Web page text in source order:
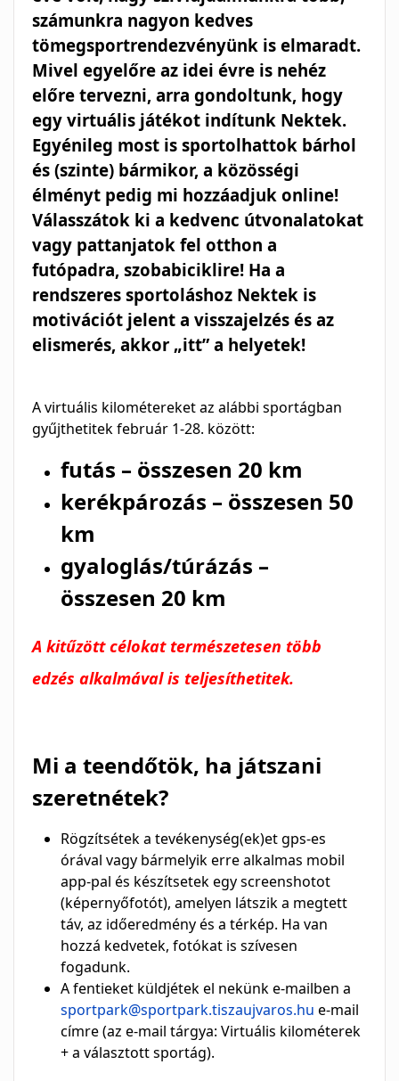
számunkra nagyon kedves
tömegsportrendezvényünk is elmaradt.
Mivel egyelőre az idei évre is nehéz
előre tervezni, arra gondoltunk, hogy
egy virtuális játékot indítunk Nektek.
Egyénileg most is sportolhattok bárhol
és (szinte) bármikor, a közösségi
élményt pedig mi hozzáadjuk online!
Válasszátok ki a kedvenc útvonalatokat
vagy pattanjatok fel otthon a
futópadra, szobabiciklire! Ha a
rendszeres sportoláshoz Nektek is
motivációt jelent a visszajelzés és az
elismerés, akkor „itt” a helyetek!
A virtuális kilométereket az alábbi sportágban
gyűjthetitek február 1-28. között:
futás – összesen 20 km
kerékpározás – összesen 50
km
gyaloglás/túrázás –
összesen 20 km
A kitűzött célokat természetesen több
edzés alkalmával is teljesíthetitek.
Mi a teendőtök, ha játszani
szeretnétek?
Rögzítsétek a tevékenység(ek)et gps-es
órával vagy bármelyik erre alkalmas mobil
app-pal és készítsetek egy screenshotot
(képernyőfotót), amelyen látszik a megtett
táv, az időeredmény és a térkép. Ha van
hozzá kedvetek, fotókat is szívesen
fogadunk.
A fentieket küldjétek el nekünk e-mailben a
sportpark@sportpark.tiszaujvaros.hu e-mail
címre (az e-mail tárgya: Virtuális kilométerek
+ a választott sportág).